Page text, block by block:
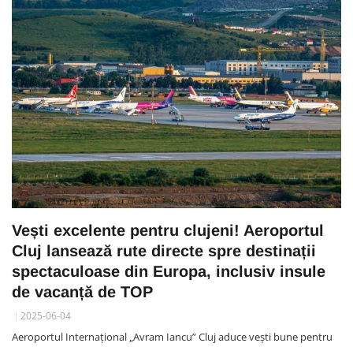
Vești excelente pentru clujeni! Aeroportul
Cluj lansează rute directe spre destinații
spectaculoase din Europa, inclusiv insule
de vacanță de TOP
2025-06-04
Aeroportul Internațional „Avram Iancu” Cluj aduce vești bune pentru